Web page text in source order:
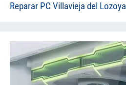
Reparar PC Villavieja del Lozoya